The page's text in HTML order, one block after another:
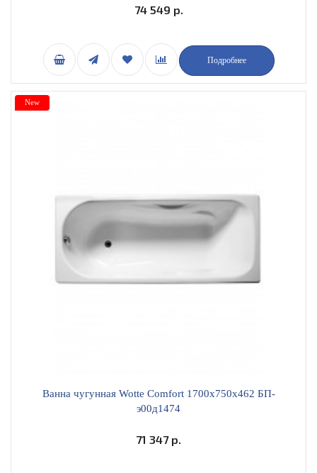
74 549 р.
Подробнее
Ванна чугунная Wotte Comfort 1700х750х462 БП-
э00д1474
71 347 р.
New